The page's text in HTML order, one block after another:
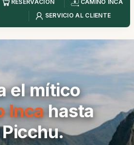
RESERVACIÓN
CAMINO INCA
SERVICIO AL CLIENTE
el mítico
Incahasta